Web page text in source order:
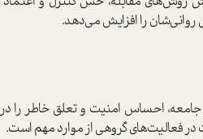
را افزایش می‌دهد.
احساس امنیت و تعلق خاطر را
فعالیت‌های گروهی از موارد مهم است.